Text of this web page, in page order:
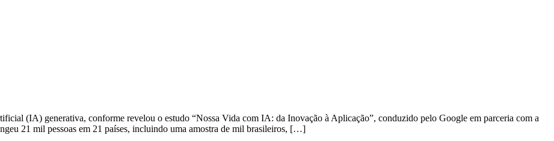
(IA) generativa, conforme revelou o estudo “Nossa Vida com IA: da Inovação à Aplicação”, conduzido pelo Google em parceria com a
21 mil pessoas em 21 países, incluindo uma amostra de mil brasileiros, […]